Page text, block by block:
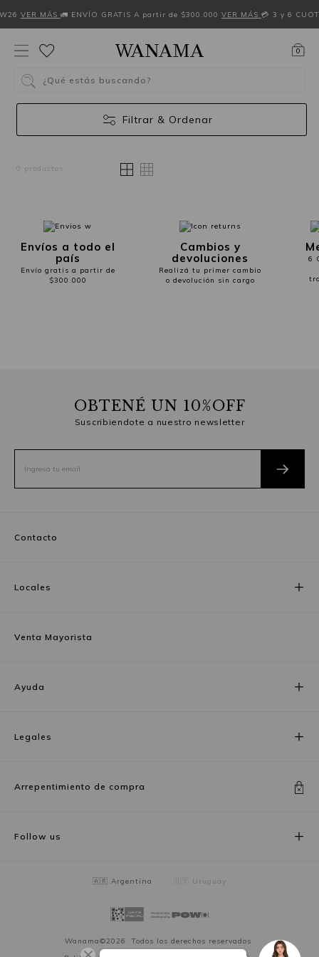
VER MÁS 🚛 ENVÍO GRATIS A partir de $300.000 VER MÁS 💳 3 y 6
0
¿Qué estás buscando?
Filtrar & Ordenar
0 productos
Envíos a todo el
país
Envío gratis a partir de
$300.000
Cambios y
devoluciones
Realizá tu primer cambio
o devolución sin cargo
6
OBTENÉ UN 10%OFF
Suscribiendote a nuestro newsletter
Contacto
Locales
Venta Mayorista
Ayuda
Legales
Arrepentimiento de compra
Follow us
🇦🇷 Argentina 🇺🇾 Uruguay
Wanama©2026. Todos los derechos reservados.